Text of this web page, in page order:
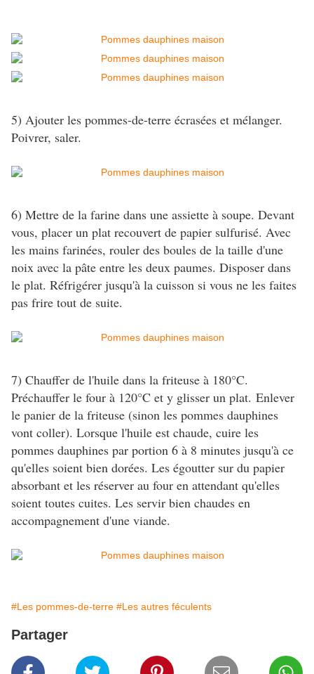
5) Ajouter les pommes-de-terre écrasées et mélanger.
Poivrer, saler.
6) Mettre de la farine dans une assiette à soupe. Devant
vous, placer un plat recouvert de papier sulfurisé. Avec
les mains farinées, rouler des boules de la taille d'une
noix avec la pâte entre les deux paumes. Disposer dans
le plat. Réfrigérer jusqu'à la cuisson si vous ne les faites
pas frire tout de suite.
7) Chauffer de l'huile dans la friteuse à 180°C.
Préchauffer le four à 120°C et y glisser un plat. Enlever
le panier de la friteuse (sinon les pommes dauphines
vont coller). Lorsque l'huile est chaude, cuire les
pommes dauphines par portion 6 à 8 minutes jusqu'à ce
qu'elles soient bien dorées. Les égoutter sur du papier
absorbant et les réserver au four en attendant qu'elles
soient toutes cuites. Les servir bien chaudes en
accompagnement d'une viande.
#Les pommes-de-terre #Les autres féculents
Partager